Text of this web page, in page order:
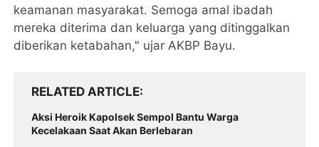
keamanan masyarakat. Semoga amal ibadah
mereka diterima dan keluarga yang ditinggalkan
diberikan ketabahan," ujar AKBP Bayu.
RELATED ARTICLE
Aksi Heroik Kapolsek Sempol Bantu Warga
Kecelakaan Saat Akan Berlebaran